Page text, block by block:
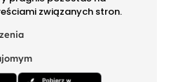
związanych stron.